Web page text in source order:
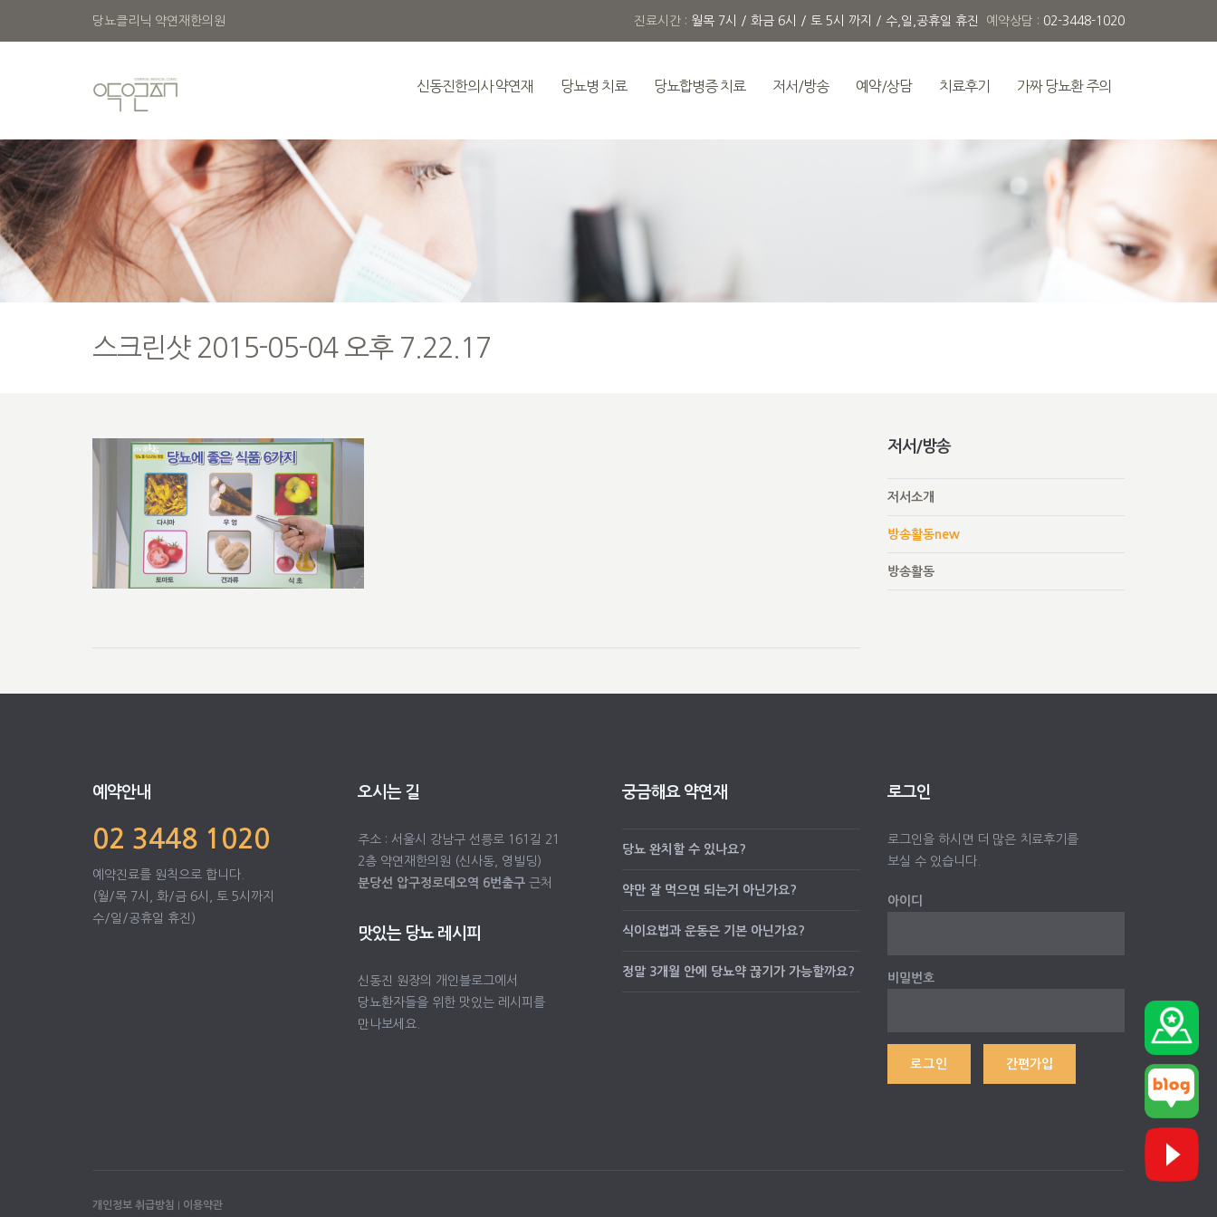
당뇨클리닉 약연재한의원 진료시간 : 월목 7시 / 화금 6시 / 토 5시 까지 / 수,일,공휴일 휴진 예약상담 : 02-3448-1020
신동진한의사 약연재 당뇨병 치료 당뇨합병증 치료 저서/방송 예약/상담 치료후기 가짜 당뇨환 주의
스크린샷 2015-05-04 오후 7.22.17
저서/방송
저서소개
방송활동new
방송활동
예약안내
02 3448 1020
예약진료를 원칙으로 합니다.
(월/목 7시, 화/금 6시, 토 5시까지
수/일/공휴일 휴진)
오시는 길
주소 : 서울시 강남구 선릉로 161길 21
2층 약연재한의원 (신사동, 영빌딩)
분당선 압구정로데오역 6번출구근처
맛있는 당뇨 레시피
신동진 원장의 개인블로그에서
당뇨환자들을 위한 맛있는 레시피를
만나보세요.
궁금해요 약연재
당뇨 완치할 수 있나요?
약만 잘 먹으면 되는거 아닌가요?
식이요법과 운동은 기본 아닌가요?
정말 3개월 안에 당뇨약 끊기가 가능할까요?
로그인
로그인을 하시면 더 많은 치료후기를
보실 수 있습니다.
아이디
비밀번호
간편가입
개인정보 취급방침 I 이용약관